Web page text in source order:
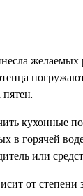
кухонные
в горячей
или
от степени